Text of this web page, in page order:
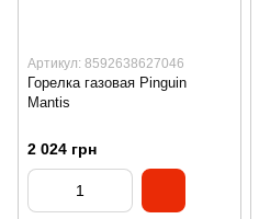
Артикул: 8592638627046
Горелка газовая Pinguin
Mantis
2 024 грн